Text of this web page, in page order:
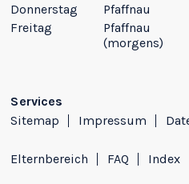
Donnerstag Pfaffnau
Freitag
Pfaffnau
(morgens)
Services
Sitemap
Impressum
Elternbereich FAQ Index